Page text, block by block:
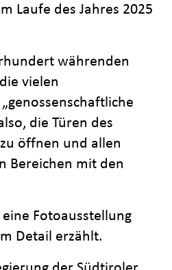
Laufe des Jahres 2025
währenden
vielen
die Türen des
öffnen und allen
Bereichen mit den
Fotoausstellung
Detail erzählt.